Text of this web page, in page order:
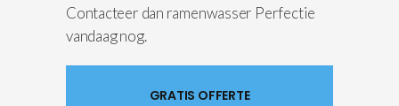
Contacteer dan ramenwasser Perfectie
vandaag nog.
GRATIS OFFERTE